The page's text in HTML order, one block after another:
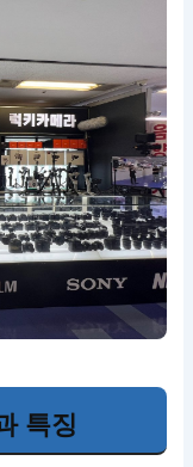
특징